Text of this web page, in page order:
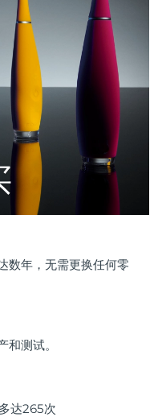
数年，无需更换任何零
测试。
达265次